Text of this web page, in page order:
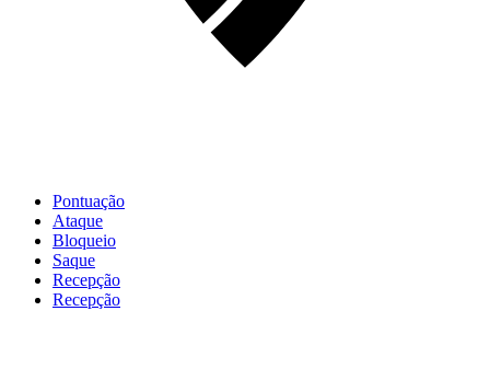
Pontuação
Ataque
Bloqueio
Saque
Recepção
Recepção